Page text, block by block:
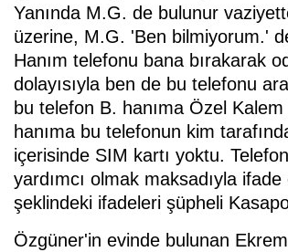
Yanında M.G. de bulunur
üzerine, M.G. 'Ben bilmiyorum.'
Hanım telefonu bana bırakarak
dolayısıyla ben de bu telefonu
bu telefon B. hanıma Özel
hanıma bu telefonun kim
içerisinde SIM kartı yoktu.
yardımcı olmak maksadıyla
şeklindeki ifadeleri şüpheli
Özgüner'in evinde bulunan